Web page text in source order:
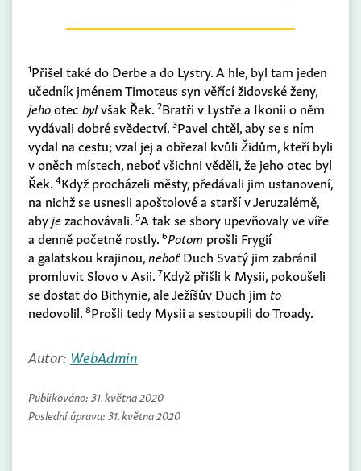
1Přišel také do Derbe a do Lystry. A hle, byl tam jeden
učedník jménem Timoteus syn věřící židovské ženy,
jehootec bylvšak Řek. 2Bratři v Lystře a Ikonii o něm
vydávali dobré svědectví. 3Pavel chtěl, aby se s ním
vydal na cestu; vzal jej a obřezal kvůli Židům, kteří byli
v oněch místech, neboť všichni věděli, že jeho otec byl
Řek. 4Když procházeli městy, předávali jim ustanovení,
na nichž se usnesli apoštolové a starší v Jeruzalémě,
abyjezachovávali. 5A tak se sbory upevňovaly ve víře
a denně početně rostly. 6Potom prošli Frygií
a galatskou krajinou,neboťDuch Svatý jim zabránil
promluvit Slovo v Asii. 7Když přišli k Mysii, pokoušeli
se dostat do Bithynie, ale Ježíšův Duch jim to
nedovolil. 8Prošli tedy Mysii a sestoupili do Troady.
Autor: WebAdmin
Publikováno: 31. května 2020
Poslední úprava: 31. května 2020